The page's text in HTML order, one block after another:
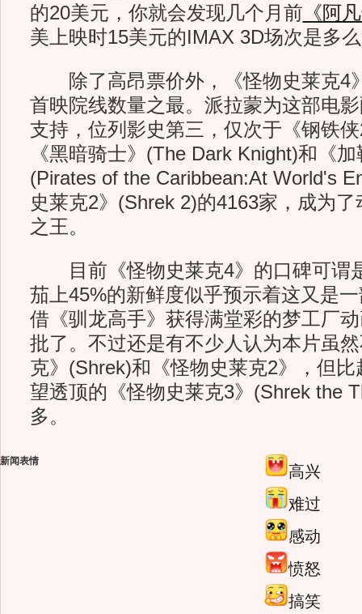
的20美元，你就会发现几个月前 《阿
美上映时15美元的IMAX 3D场次是多么
除了高昂票价外，《怪物史莱克4
首映院线数量之最。派拉蒙为这部电
支持，位列影史第三，仅次于《钢铁
《黑暗骑士》(The Dark Knight)和《
(Pirates of the Caribbean:At World's
史莱克2》(Shrek 2)的4163家，成为
之王。
目前《怪物史莱克4》的口碑可谓
茄上45%的新鲜度似乎预示着这又是一
借《驯龙高手》获得满堂彩的梦工厂
批了。不过还是有不少人认为本片虽
克》(Shrek)和《怪物史莱克2》，但
望透顶的《怪物史莱克3》(Shrek the
多。
新闻表情
高兴
难过
感动
愤怒
搞笑